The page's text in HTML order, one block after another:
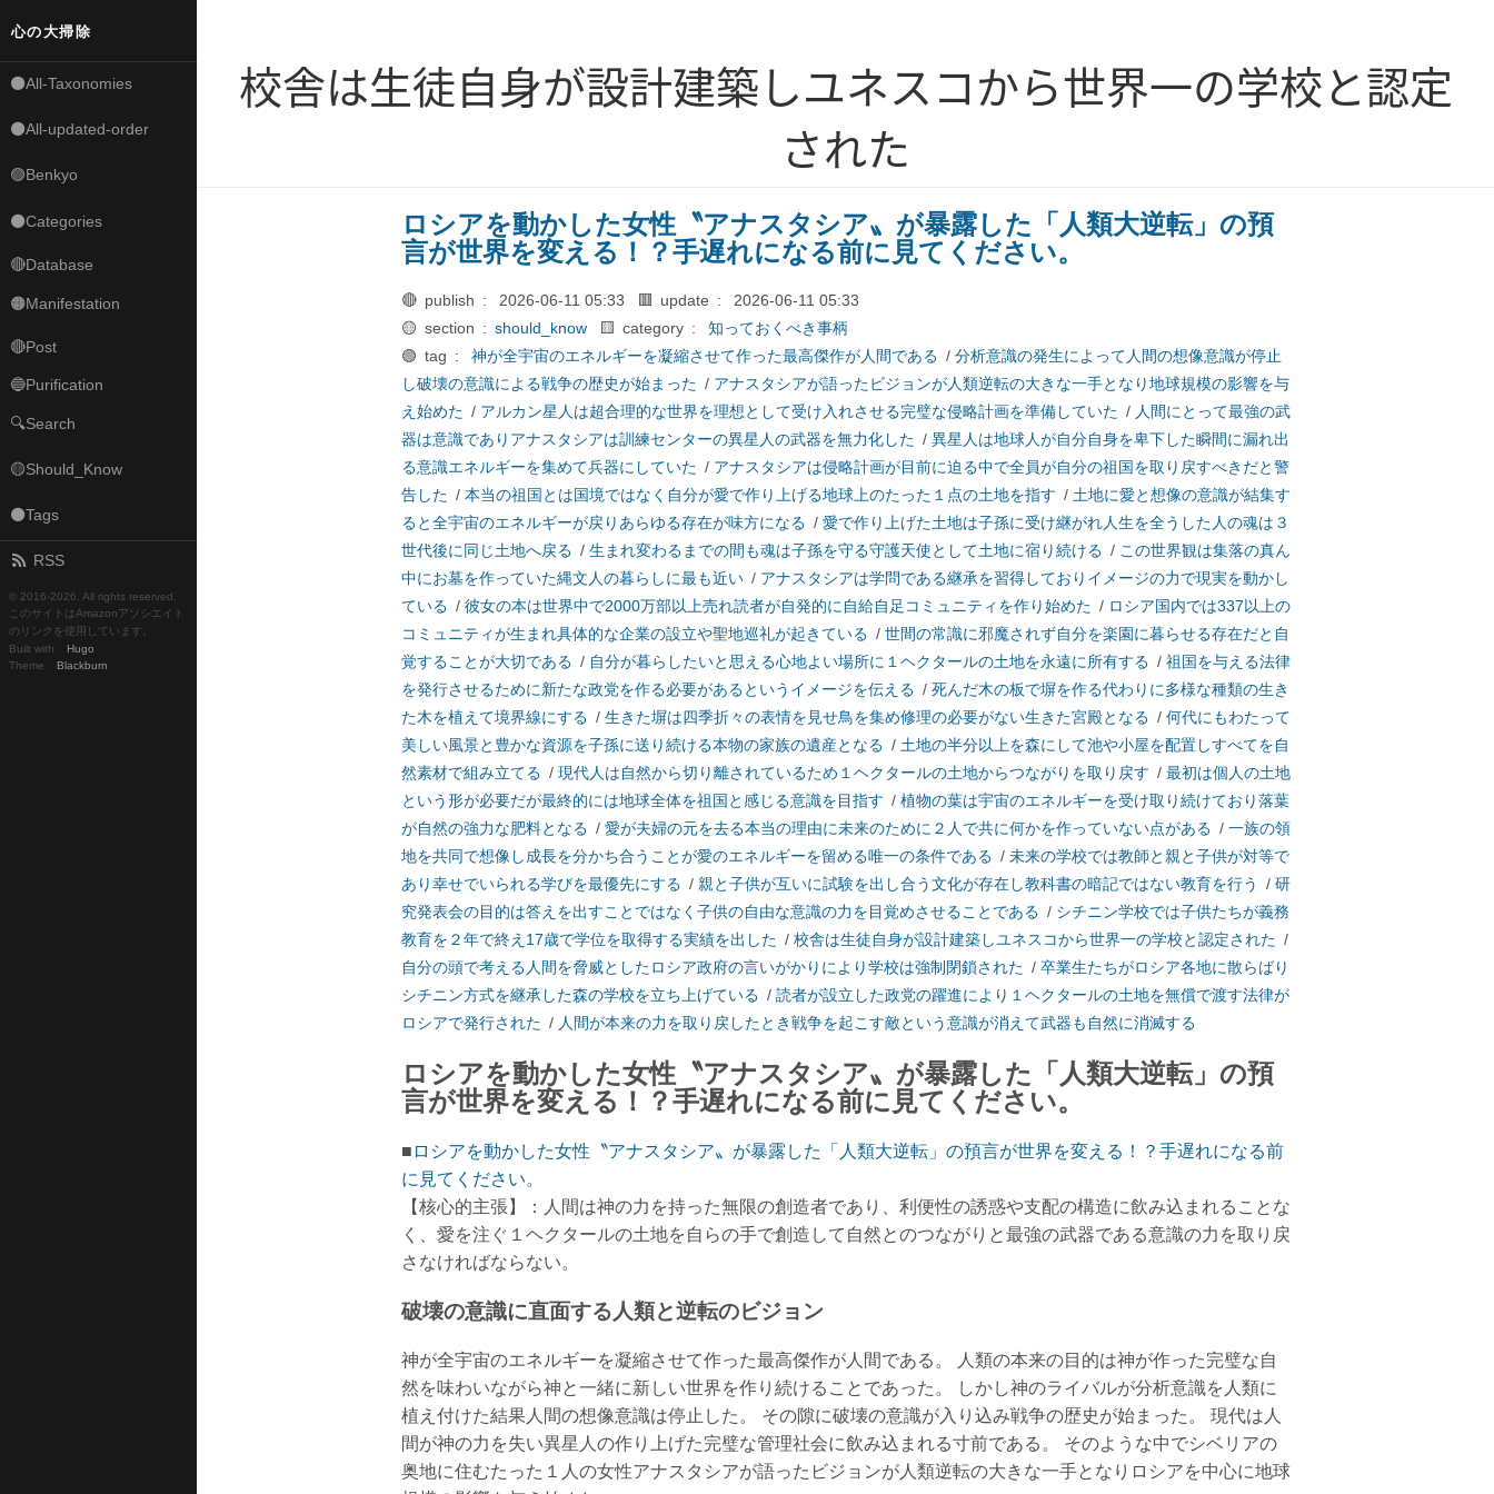
心の大掃除
⚫All-Taxonomies
⚫All-updated-order
🟣Benkyo
⚫Categories
🔴Database
🟠Manifestation
🔴Post
🔵Purification
🔍Search
🟡Should_Know
⚫Tags
RSS
© 2016-2026. All rights reserved.
このサイトはAmazonアソシエイト
のリンクを使用しています。
Built with
Hugo
Theme
Blackburn
校舎は生徒自身が設計建築しユネスコから世界一の学校と認定
された
ロシアを動かした女性〝アナスタシア〟が暴露した「人類大逆転」の預
言が世界を変える！？手遅れになる前に見てください。
🔴 publish : 2026-06-11 05:33 🟥 update :
2026-06-11 05:33
🟡 section : should_know 🟨 category :
知っておくべき事柄
🟢 tag :
神が全宇宙のエネルギーを凝縮させて作った最高傑作が人間である / 分析意識の発生によって人間の想像意識が停止
し破壊の意識による戦争の歴史が始まった / アナスタシアが語ったビジョンが人類逆転の大きな一手となり地球規模の影響を与
え始めた / アルカン星人は超合理的な世界を理想として受け入れさせる完璧な侵略計画を準備していた / 人間にとって最強の武
器は意識でありアナスタシアは訓練センターの異星人の武器を無力化した / 異星人は地球人が自分自身を卑下した瞬間に漏れ出
る意識エネルギーを集めて兵器にしていた / アナスタシアは侵略計画が目前に迫る中で全員が自分の祖国を取り戻すべきだと警
告した / 本当の祖国とは国境ではなく自分が愛で作り上げる地球上のたった１点の土地を指す / 土地に愛と想像の意識が結集す
ると全宇宙のエネルギーが戻りあらゆる存在が味方になる / 愛で作り上げた土地は子孫に受け継がれ人生を全うした人の魂は３
世代後に同じ土地へ戻る / 生まれ変わるまでの間も魂は子孫を守る守護天使として土地に宿り続ける / この世界観は集落の真ん
中にお墓を作っていた縄文人の暮らしに最も近い/ アナスタシアは学問である継承を習得しておりイメージの力で現実を動かし
ている / 彼女の本は世界中で2000万部以上売れ読者が自発的に自給自足コミュニティを作り始めた / ロシア国内では337以上の
コミュニティが生まれ具体的な企業の設立や聖地巡礼が起きている / 世間の常識に邪魔されず自分を楽園に暮らせる存在だと自
覚することが大切である / 自分が暮らしたいと思える心地よい場所に１ヘクタールの土地を永遠に所有する / 祖国を与える法律
を発行させるために新たな政党を作る必要があるというイメージを伝える / 死んだ木の板で塀を作る代わりに多様な種類の生き
た木を植えて境界線にする / 生きた塀は四季折々の表情を見せ鳥を集め修理の必要がない生きた宮殿となる / 何代にもわたって
美しい風景と豊かな資源を子孫に送り続ける本物の家族の遺産となる / 土地の半分以上を森にして池や小屋を配置しすべてを自
然素材で組み立てる / 現代人は自然から切り離されているため１ヘクタールの土地からつながりを取り戻す / 最初は個人の土地
という形が必要だが最終的には地球全体を祖国と感じる意識を目指す / 植物の葉は宇宙のエネルギーを受け取り続けており落葉
が自然の強力な肥料となる / 愛が夫婦の元を去る本当の理由に未来のために２人で共に何かを作っていない点がある / 一族の領
地を共同で想像し成長を分かち合うことが愛のエネルギーを留める唯一の条件である / 未来の学校では教師と親と子供が対等で
あり幸せでいられる学びを最優先にする / 親と子供が互いに試験を出し合う文化が存在し教科書の暗記ではない教育を行う / 研
究発表会の目的は答えを出すことではなく子供の自由な意識の力を目覚めさせることである / シチニン学校では子供たちが義務
教育を２年で終え17歳で学位を取得する実績を出した / 校舎は生徒自身が設計建築しユネスコから世界一の学校と認定された /
自分の頭で考える人間を脅威としたロシア政府の言いがかりにより学校は強制閉鎖された / 卒業生たちがロシア各地に散らばり
シチニン方式を継承した森の学校を立ち上げている / 読者が設立した政党の躍進により１ヘクタールの土地を無償で渡す法律が
ロシアで発行された / 人間が本来の力を取り戻したとき戦争を起こす敵という意識が消えて武器も自然に消滅する
ロシアを動かした女性〝アナスタシア〟が暴露した「人類大逆転」の預
言が世界を変える！？手遅れになる前に見てください。
■ ロシアを動かした女性〝アナスタシア〟が暴露した「人類大逆転」の預言が世界を変える！？手遅れになる前
に見てください。
【核心的主張】：人間は神の力を持った無限の創造者であり、利便性の誘惑や支配の構造に飲み込まれることな
く、愛を注ぐ１ヘクタールの土地を自らの手で創造して自然とのつながりと最強の武器である意識の力を取り戻
さなければならない。
破壊の意識に直面する人類と逆転のビジョン
神が全宇宙のエネルギーを凝縮させて作った最高傑作が人間である。 人類の本来の目的は神が作った完璧な自
然を味わいながら神と一緒に新しい世界を作り続けることであった。 しかし神のライバルが分析意識を人類に
植え付けた結果人間の想像意識は停止した。 その隙に破壊の意識が入り込み戦争の歴史が始まった。 現代は人
間が神の力を失い異星人の作り上げた完璧な管理社会に飲み込まれる寸前である。 そのような中でシベリアの
奥地に住むたった１人の女性アナスタシアが語ったビジョンが人類逆転の大きな一手となりロシアを中心に地球